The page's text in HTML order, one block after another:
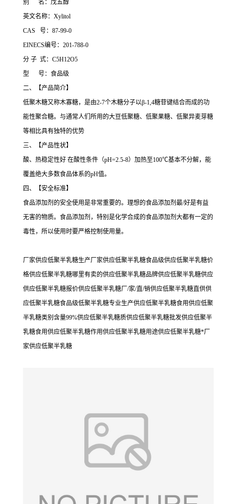
别 名：戊五醇
英文名称：Xylitol
CAS 号：87-99-0
EINECS编号：201-788-0
分 子 式：C5H12O5
型 号：食品级
二、【产品简介】
低聚木糖又称木寡糖，是由2-7个木糖分子以β-1,4糖苷键结合而成的功
能性聚合糖。与通常人们所用的大豆低聚糖、低聚果糖、低聚异麦芽糖
等相比具有独特的优势
三、【产品性状】
酸、热稳定性好 在酸性条件（pH=2.5-8）加热至100℃基本不分解，能
覆盖绝大多数食品体系的pH值。
四、【安全标准】
食品添加剂的安全使用是非常重要的。理想的食品添加剂最/好是有益
无害的物质。食品添加剂，特别是化学合成的食品添加剂大都有一定的
毒性，所以使用时要严格控制使用量。
厂家供应低聚半乳糖生产厂家供应低聚半乳糖食品级供应低聚半乳糖价
格供应低聚半乳糖哪里有卖的供应低聚半乳糖品牌供应低聚半乳糖供应
供应低聚半乳糖报价供应低聚半乳糖厂/家/直/销供应低聚半乳糖直供供
应低聚半乳糖食品级低聚半乳糖专业生产供应低聚半乳糖食用供应低聚
半乳糖类别含量99%供应低聚半乳糖质供应低聚半乳糖批发供应低聚半
乳糖食用供应低聚半乳糖作用供应低聚半乳糖用途供应低聚半乳糖*厂
家供应低聚半乳糖